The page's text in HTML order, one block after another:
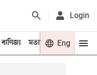
Login
বাণিজ্য মতামত খেলা
Eng